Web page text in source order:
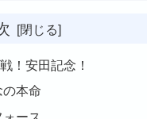
！安田記念！
本命